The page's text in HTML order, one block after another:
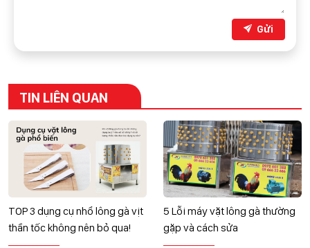
Gửi
TIN LIÊN QUAN
TOP 3 dụng cụ nhổ lông gà vịt
thần tốc không nên bỏ qua!
5 Lỗi máy vặt lông gà thường
gặp và cách sửa